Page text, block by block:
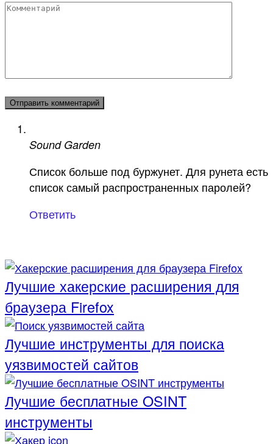
Комментарий
Sound Garden
Список больше под буржунет. Для рунета есть
список самый распространенных паролей?
Ответить
Лучшие хакерские расширения для
браузера Firefox
Лучшие инструменты для поиска
уязвимостей сайтов
Лучшие бесплатные OSINT
инструменты